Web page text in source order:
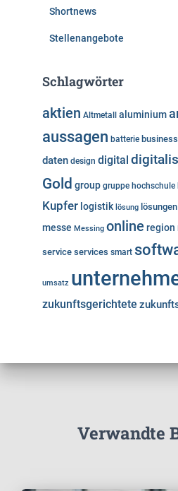
Shortnews
Stellenangebote
Schlagwörter
aktien Altmetall aluminium
aussagen batterie business
daten design digital
Gold group gruppe hochschule
Kupfer logistik lösung lösungen
messe Messing online region
service services smart
umsatz
zukunftsgerichtete
Verwandte